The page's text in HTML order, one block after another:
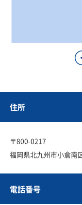
住所
〒800-0217
福岡県北九州市小倉
電話番号